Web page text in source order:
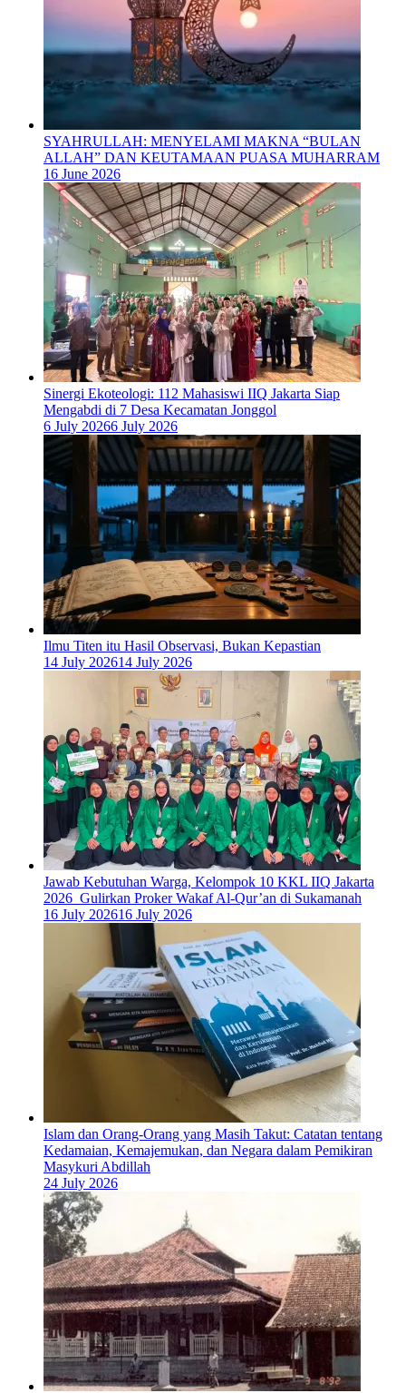
SYAHRULLAH: MENYELAMI MAKNA “BULAN
ALLAH” DAN KEUTAMAAN PUASA MUHARRAM
16 June 2026
‎Sinergi Ekoteologi: 112 Mahasiswi IIQ Jakarta Siap
Mengabdi di 7 Desa Kecamatan Jonggol
6 July 20266 July 2026
Ilmu Titen itu Hasil Observasi, Bukan Kepastian
14 July 202614 July 2026
Jawab Kebutuhan Warga, Kelompok 10 KKL IIQ Jakarta
2026 Gulirkan Proker Wakaf Al-Qur’an di Sukamanah
16 July 202616 July 2026
Islam dan Orang-Orang yang Masih Takut: Catatan tentang
Kedamaian, Kemajemukan, dan Negara dalam Pemikiran
Masykuri Abdillah
24 July 2026